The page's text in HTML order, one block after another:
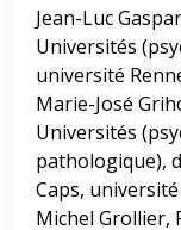
Jean-Luc
Universités
université
Marie-José
Universités
pathologique),
Caps,
Michel Grollier,